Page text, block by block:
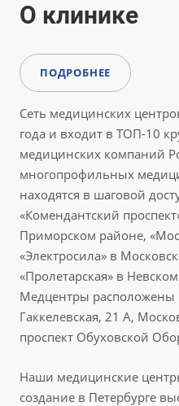
О клинике
ПОДРОБНЕЕ
Сеть медицинских
года и входит в ТОП-10
медицинских компаний
многопрофильных
находятся в шаговой
«Комендантский
Приморском районе,
«Электросила» в
«Пролетарская» в
Медцентры расположены
Гаккелевская, 21 А,
проспект Обуховской
Наши медицинские
создание в Петербурге